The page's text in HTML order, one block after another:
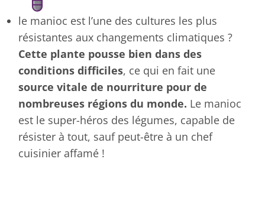
le manioc est l’une des cultures les plus
résistantes aux changements climatiques ?
Cette plante pousse bien dans des
conditions difficiles, ce qui en fait une
source vitale de nourriture pour de
nombreuses régions du monde. Le manioc
est le super-héros des légumes, capable de
résister à tout, sauf peut-être à un chef
cuisinier affamé !